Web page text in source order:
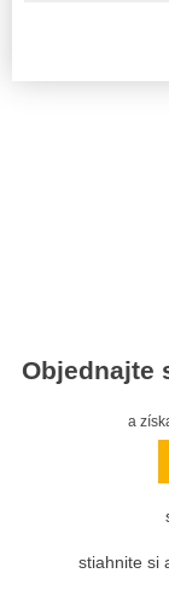
Objednajte
a
stiahnite si